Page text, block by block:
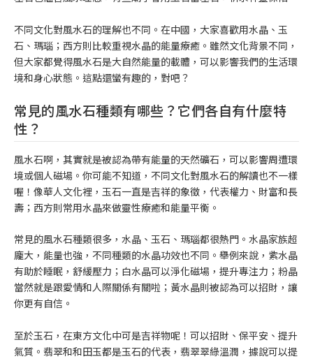
不同文化對風水石的理解也不同。在中國，大家喜歡用水晶、玉
石、瑪瑙；西方則比較重視水晶的能量療癒。雖然文化背景不同，
但大家都覺得風水石是大自然能量的載體，可以影響我們的生活環
境和身心狀態。這點還蠻有趣的，對吧？
常見的風水石種類有哪些？它們各自有什麼特
性？
風水石啊，其實就是被認為帶有能量的天然礦石，可以影響周遭環
境或個人磁場。你可能不知道，不同文化對風水石的解讀也不一樣
喔！像華人文化裡，玉石一直是吉祥的象徵，代表權力、財富和長
壽；西方則常用水晶來做靈性療癒和能量平衡。
常見的風水石種類很多，水晶、玉石、瑪瑙都很熱門。水晶家族超
龐大，能量也強，不同種類的水晶功效也不同。舉例來說，紫水晶
有助於睡眠，舒緩壓力；白水晶可以淨化磁場，提升專注力；粉晶
當然就是跟愛情和人際關係有關啦；黃水晶則被認為可以招財，讓
你更有自信。
至於玉石，在東方文化中可是吉祥物呢！可以招財、保平安、提升
氣質。翡翠和和田玉都是玉石的代表，翡翠翠綠溫潤，據說可以提